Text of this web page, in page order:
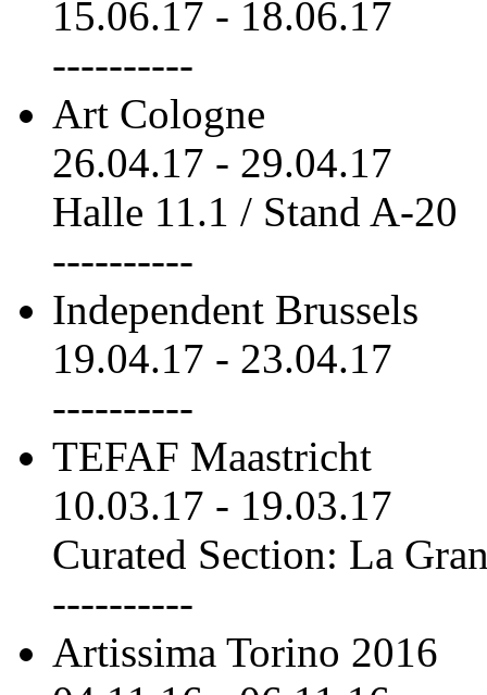
15.06.17 - 18.06.17
----------
Art Cologne
26.04.17 - 29.04.17
Halle 11.1 / Stand A-20
----------
Independent Brussels
19.04.17 - 23.04.17
----------
TEFAF Maastricht
10.03.17 - 19.03.17
Curated Section: La
----------
Artissima Torino 2016